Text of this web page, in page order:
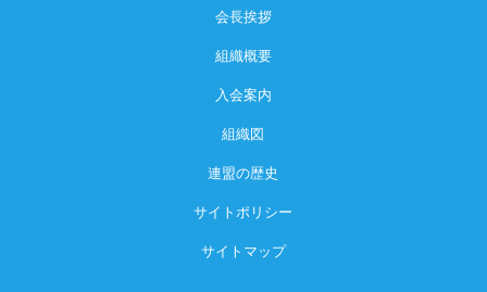
会長挨拶
組織概要
入会案内
組織図
連盟の歴史
サイトポリシー
サイトマップ